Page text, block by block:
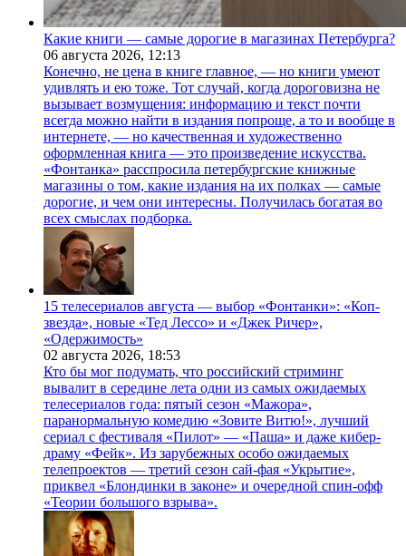
Какие книги — самые дорогие в магазинах Петербурга?
06 августа 2026, 12:13
Конечно, не цена в книге главное, — но книги умеют
удивлять и ею тоже. Тот случай, когда дороговизна не
вызывает возмущения: информацию и текст почти
всегда можно найти в издания попроще, а то и вообще в
интернете, — но качественная и художественно
оформленная книга — это произведение искусства.
«Фонтанка» расспросила петербургские книжные
магазины о том, какие издания на их полках — самые
дорогие, и чем они интересны. Получилась богатая во
всех смыслах подборка.
15 телесериалов августа — выбор «Фонтанки»: «Коп-
звезда», новые «Тед Лессо» и «Джек Ричер»,
«Одержимость»
02 августа 2026, 18:53
Кто бы мог подумать, что российский стриминг
вывалит в середине лета одни из самых ожидаемых
телесериалов года: пятый сезон «Мажора»,
паранормальную комедию «Зовите Витю!», лучший
сериал с фестиваля «Пилот» — «Паша» и даже кибер-
драму «Фейк». Из зарубежных особо ожидаемых
телепроектов — третий сезон сай-фая «Укрытие»,
приквел «Блондинки в законе» и очередной спин-офф
«Теории большого взрыва».